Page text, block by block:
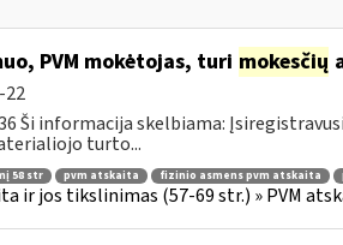
PVM mokėtojas, turi mokesčių
22
Ši informacija skelbiama:
turto...
58 str pvm atskaita fizinio asmens pvm atskaita
ir jos tikslinimas (57-69 str.) » PVM